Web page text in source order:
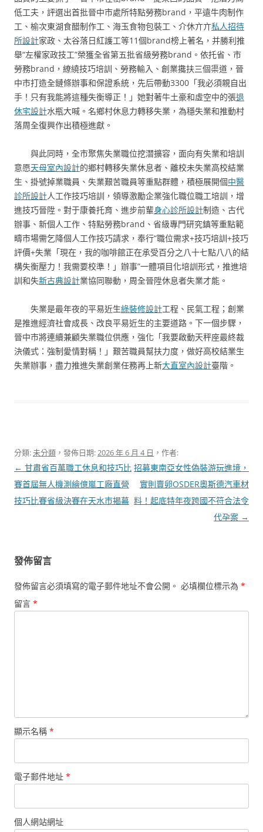
低工夫，評選出首批晉中市處所特點勞務brand，平遠牛肉制作
工、榆次東湖食醋制作工、海玉食物包裝工、介休亣亣私人招待
所設計家政、太谷落日紅護工等11個brand榜上著名，并勝利推
舉“左權家政技工”榮獲全省第五批省級勞務brand。依托省、市
勞務brand，繚繞技巧培訓、勞務輸入、創業攙扶三個渠道，晉
中市打造全鏈條辦事和保證系統，先后帶動3300「我必須親自出
手！只有我能將這種失衡導正！」她對著牛土豪和虛空中的張退
休宅設計水瓶大喊。名鄉村休息力轉移失業，為穩失業和推動村
落周全復興作出積極進獻。
與此同時，全市聚焦失業職位挖潛擴容，面向有失業和培訓
意愿天母室內設計的鄉村轉移失業休息者、離校未失業高校結業
生、掛號掉業職員、失業艱苦職員等重點群體，積極展開個中醫
診所設計人工作技巧培訓，領導激勵企業強化職位職工培訓，增
進技巧晉陞。對于康養托育、進步前輩身心診所設計制造、古代
辦事、新個人工作、特點勞務brand、省級專門研究鎮等重點範
疇市場需乞降個人工作技巧請求，奉行“職位需求+技巧培訓+技巧
評價+失業「現在，我的咖啡館正在承受百分之八十七點八八的結
構失衡壓力！我需要校準！」辦事”一體項目化培訓形式，推進培
訓和失新古典設計業協同聯動，周全晉陞休息者失業才能。
失業是最年夜的平易近生綠裝修設計工程、民氣工程；創業
是推進經濟社會成長、改良平易近生的主要道路。下一個步驟，
晉中市將連續兼顧失業職位供應，強化「我要啟動天秤座最終裁
決儀式：強制愛情對稱！」艱苦職員幫扶力度，做好高校結業生
失業辦事，盡力推進失業創業任務再上新大直室內設計臺階。
分類:未分類 ，發佈日期:2026 年 6 月 4 日 ，作者:
文
章
導
← 甘肅省百萬職工休息和技巧比
賽首屆無人機測繪億嵐工廠直營
技巧比賽省級決賽在天水市揭幕
招募東南亞女性偽裝游玩進境，
實則賣卵OSDER奧斯德汽車材
料！起底特年夜跨國不符合法令
代孕案 →
發佈留言
發佈留言必須填寫的電子郵件地址不會公開。 必填欄位標示為 *
留言 *
顯示名稱 *
電子郵件地址 *
個人網站網址